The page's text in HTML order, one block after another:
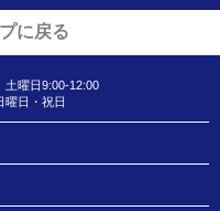
に戻る
曜日9:00-12:00
曜日・祝日